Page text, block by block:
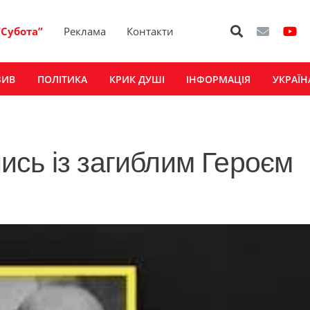
Реклама Контакти
ПОЛІТИКА КРИК ДУШІ ІНФОРМАЦІЯ
із загиблим Героєм